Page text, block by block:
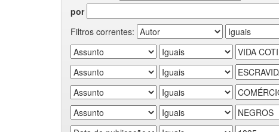
por
Filtros correntes: